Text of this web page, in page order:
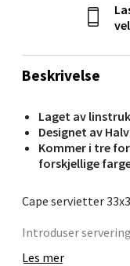
Beskrivelse
Laget av
Designet av
Kommer i tre
forskjellige
Cape servietter
Introduser
Les mer
1 i butikk
Sortland -
Strangata 26,
0 i butikk